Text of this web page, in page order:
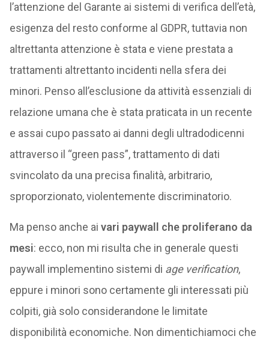
l’attenzione del Garante ai sistemi di verifica dell’età,
esigenza del resto conforme al GDPR, tuttavia non
altrettanta attenzione è stata e viene prestata a
trattamenti altrettanto incidenti nella sfera dei
minori. Penso all’esclusione da attività essenziali di
relazione umana che è stata praticata in un recente
e assai cupo passato ai danni degli ultradodicenni
attraverso il “green pass”, trattamento di dati
svincolato da una precisa finalità, arbitrario,
sproporzionato, violentemente discriminatorio.
Ma penso anche ai vari paywall che proliferano da
mesi: ecco, non mi risulta che in generale questi
paywall implementino sistemi di age verification,
eppure i minori sono certamente gli interessati più
colpiti, già solo considerandone le limitate
disponibilità economiche. Non dimentichiamoci che